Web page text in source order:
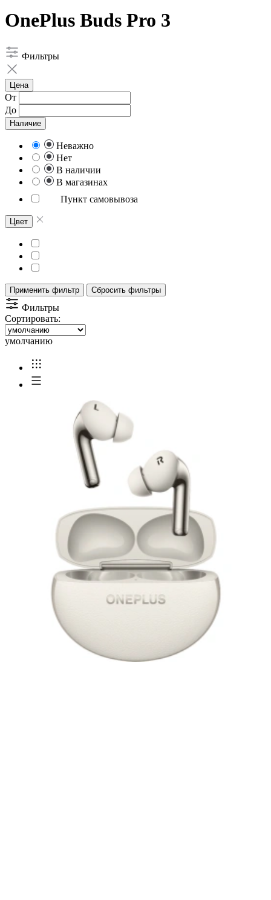
OnePlus Buds Pro 3
Фильтры
Цена
От
До
Наличие
Неважно
Нет
В наличии
В магазинах
Пункт самовывоза
Цвет
Применить фильтр Сбросить фильтры
Фильтры
Сортировать:
умолчанию